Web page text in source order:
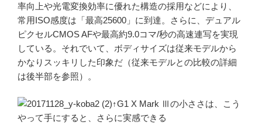
率向上や光電変換効率に優れた構造の採用などにより、
常用ISO感度は「最高25600」に到達。さらに、デュアル
ピクセルCMOS AFや最高約9.0コマ/秒の高速連写を実現
している。それでいて、ボディサイズは従来モデルから
かなりスッキリした印象だ（従来モデルとの比較の詳細
は後半部を参照）。
↑G1 X Mark Ⅲの小ささは、こう
やって手にすると、さらに実感できる